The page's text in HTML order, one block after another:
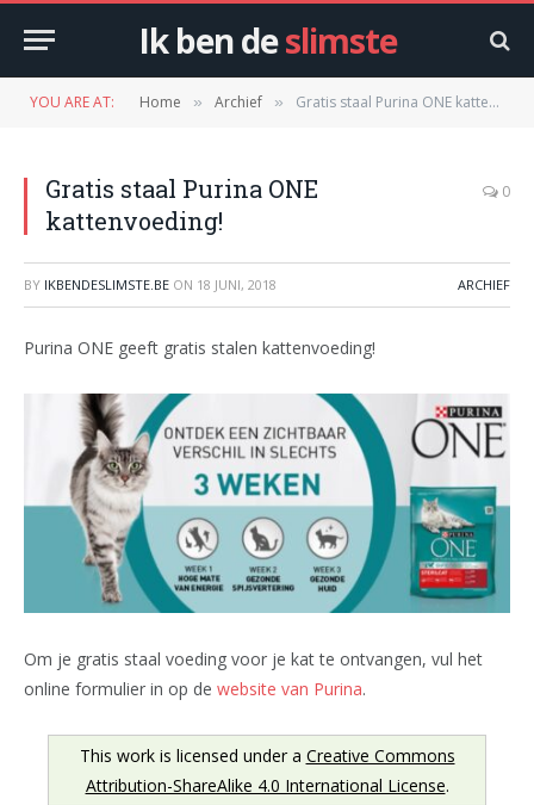
Ik ben deslimste
YOU ARE AT: Home » Archief » Gratis staal Purina ONE kattenvoeding!
Gratis staal Purina ONE
kattenvoeding!
0
BY IKBENDESLIMSTE.BE ON 18 JUNI, 2018 ARCHIEF
Purina ONE geeft gratis stalen kattenvoeding!
Om je gratis staal voeding voor je kat te ontvangen, vul het
online formulier in op de website van Purina.
This work is licensed under a Creative Commons
Attribution-ShareAlike 4.0 International License.